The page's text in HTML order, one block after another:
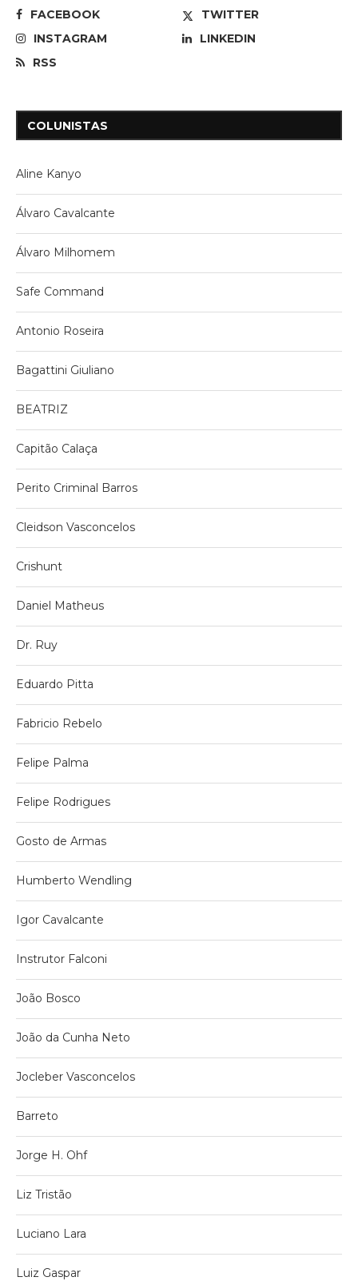
FACEBOOK
TWITTER
INSTAGRAM
LINKEDIN
RSS
COLUNISTAS
Aline Kanyo
Álvaro Cavalcante
Álvaro Milhomem
Safe Command
Antonio Roseira
Bagattini Giuliano
BEATRIZ
Capitão Calaça
Perito Criminal Barros
Cleidson Vasconcelos
Crishunt
Daniel Matheus
Dr. Ruy
Eduardo Pitta
Fabricio Rebelo
Felipe Palma
Felipe Rodrigues
Gosto de Armas
Humberto Wendling
Igor Cavalcante
Instrutor Falconi
João Bosco
João da Cunha Neto
Jocleber Vasconcelos
Barreto
Jorge H. Ohf
Liz Tristão
Luciano Lara
Luiz Gaspar